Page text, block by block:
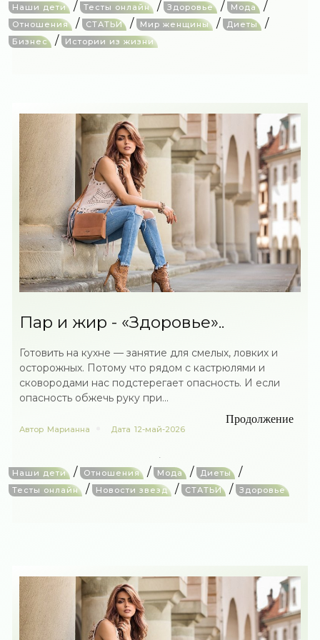
Наши дети / Тесты онлайн / Здоровье / Мода /
Отношения / СТАТЬИ / Мир женщины / Диеты /
Бизнес / Истории из жизни
Пар и жир - «Здоровье»..
Готовить на кухне — занятие для смелых, ловких и
осторожных. Потому что рядом с кастрюлями и
сковородами нас подстерегает опасность. И если
опасность обжечь руку при...
Продолжение
Автор Марианна Дата 12-май-2026
Наши дети / Отношения / Мода / Диеты /
Тесты онлайн / Новости звезд / СТАТЬИ / Здоровье